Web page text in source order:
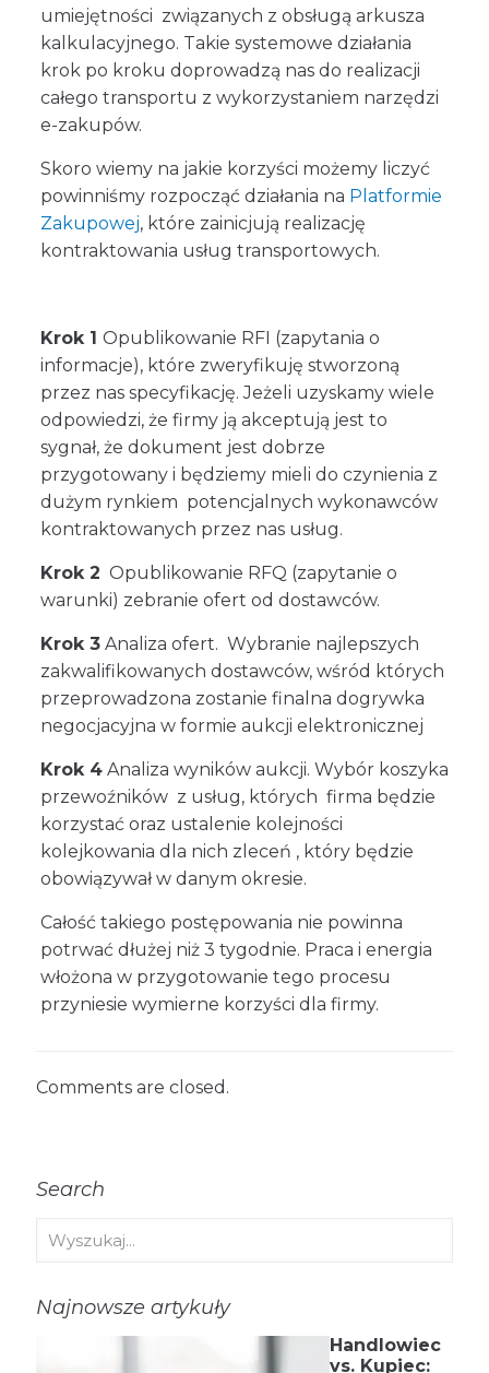
umiejętności związanych z obsługą arkusza
kalkulacyjnego. Takie systemowe działania
krok po kroku doprowadzą nas do realizacji
całego transportu z wykorzystaniem narzędzi
e-zakupów.
Skoro wiemy na jakie korzyści możemy liczyć
powinniśmy rozpocząć działania na Platformie
Zakupowej, które zainicjują realizację
kontraktowania usług transportowych.
Krok 1 Opublikowanie RFI (zapytania o
informacje), które zweryfikuję stworzoną
przez nas specyfikację. Jeżeli uzyskamy wiele
odpowiedzi, że firmy ją akceptują jest to
sygnał, że dokument jest dobrze
przygotowany i będziemy mieli do czynienia z
dużym rynkiem potencjalnych wykonawców
kontraktowanych przez nas usług.
Krok 2 Opublikowanie RFQ (zapytanie o
warunki) zebranie ofert od dostawców.
Krok 3Analiza ofert. Wybranie najlepszych
zakwalifikowanych dostawców, wśród których
przeprowadzona zostanie finalna dogrywka
negocjacyjna w formie aukcji elektronicznej
Krok 4Analiza wyników aukcji. Wybór koszyka
przewoźników z usług, których firma będzie
korzystać oraz ustalenie kolejności
kolejkowania dla nich zleceń , który będzie
obowiązywał w danym okresie.
Całość takiego postępowania nie powinna
potrwać dłużej niż 3 tygodnie. Praca i energia
włożona w przygotowanie tego procesu
przyniesie wymierne korzyści dla firmy.
Comments are closed.
Search
Najnowsze artykuły
Handlowiec
vs. Kupiec: